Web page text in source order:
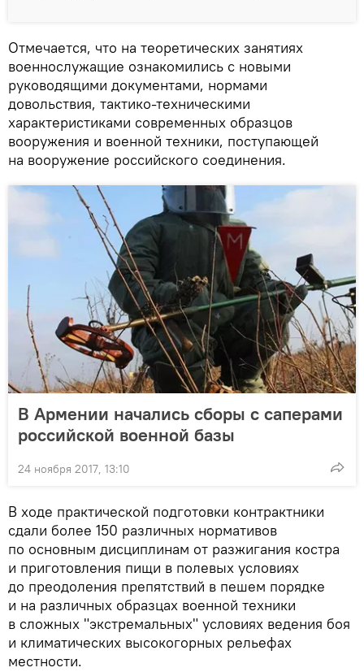
Отмечается, что на теоретических занятиях
военнослужащие ознакомились с новыми
руководящими документами, нормами
довольствия, тактико-техническими
характеристиками современных образцов
вооружения и военной техники, поступающей
на вооружение российского соединения.
В Армении начались сборы с саперами
российской военной базы
24 ноября 2017, 13:10
В ходе практической подготовки контрактники
сдали более 150 различных нормативов
по основным дисциплинам от разжигания костра
и приготовления пищи в полевых условиях
до преодоления препятствий в пешем порядке
и на различных образцах военной техники
в сложных "экстремальных" условиях ведения боя
и климатических высокогорных рельефах
местности.